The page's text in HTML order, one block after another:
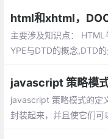
不同于静态类，我们可以
始化，通常这种情况发生
载创建单例的依赖。
主要涉及知识点：
YPE与DTD的概念,DTD
andard Mode）和兼容
javascript 策略模
javascript 策略模式的定
封装起来，并且使它们